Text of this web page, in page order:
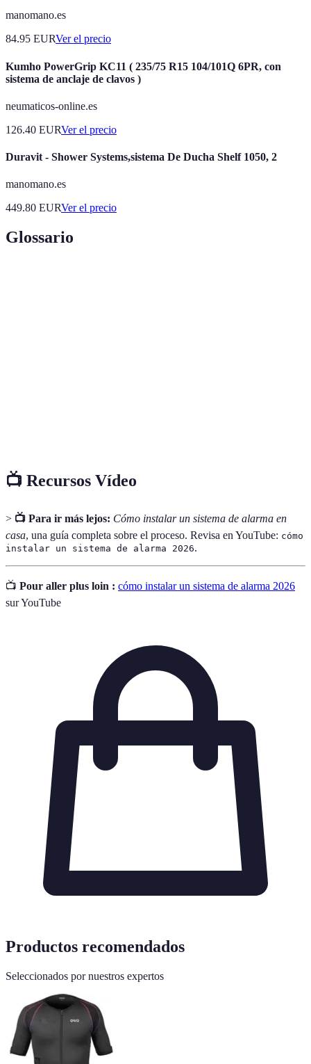
manomano.es
84.95 EURVer el precio
Kumho PowerGrip KC11 ( 235/75 R15 104/101Q 6PR, con
sistema de anclaje de clavos )
neumaticos-online.es
126.40 EURVer el precio
Duravit - Shower Systems,sistema De Ducha Shelf 1050, 2
manomano.es
449.80 EURVer el precio
Glossario
📺 Recursos Vídeo
> 📺 Para ir más lejos: Cómo instalar un sistema de alarma en
casa, una guía completa sobre el proceso. Revisa en YouTube: cómo
instalar un sistema de alarma 2026.
📺 Pour aller plus loin : cómo instalar un sistema de alarma 2026
sur YouTube
Productos recomendados
Seleccionados por nuestros expertos